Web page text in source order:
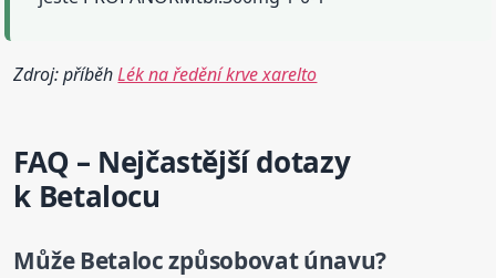
Zdroj: příběhLék na ředění krve xarelto
FAQ – Nejčastější dotazy
k Betalocu
MůžeBetaloczpůsobovat únavu?